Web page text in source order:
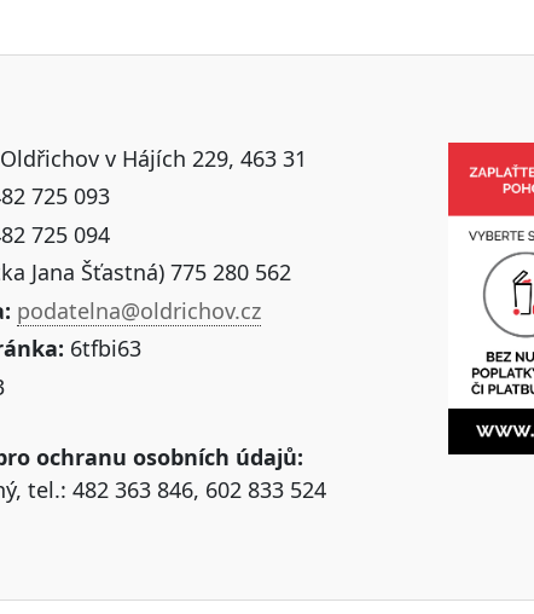
v Hájích 229, 463 31
725 093
725 094
Jana Šťastná) 775 280 562
podatelna@oldrichov.cz
6tfbi63
ochranu osobních údajů:
tel.: 482 363 846, 602 833 524